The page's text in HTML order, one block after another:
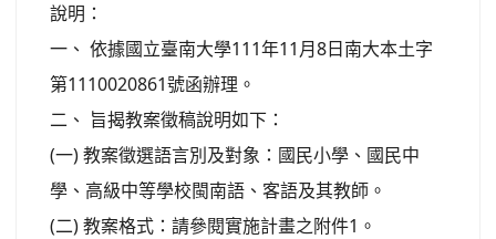
說明：
一、 依據國立臺南大學111年11月8日南大本土字
第1110020861號函辦理。
二、 旨揭教案徵稿說明如下：
(一) 教案徵選語言別及對象：國民小學、國民中
學、高級中等學校閩南語、客語及其教師。
(二) 教案格式：請參閱實施計畫之附件1。